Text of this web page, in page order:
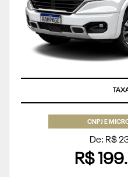
CNPJ E
De: R$
R$